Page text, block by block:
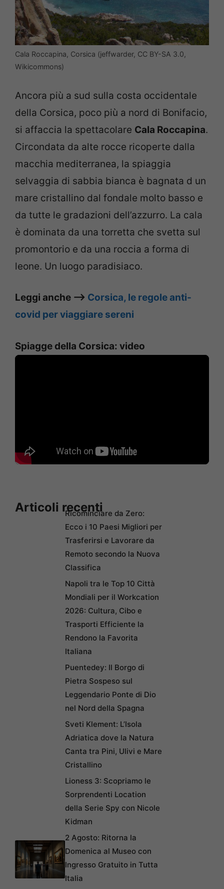
Cala Roccapina, Corsica (jeffwarder, CC BY-SA 3.0,
Wikicommons)
Ancora più a sud sulla costa occidentale
della Corsica, poco più a nord di Bonifacio,
si affaccia la spettacolare Cala Roccapina.
Circondata da alte rocce ricoperte dalla
macchia mediterranea, la spiaggia
selvaggia di sabbia bianca è bagnata d un
mare cristallino dal fondale molto basso e
da tutte le gradazioni dell’azzurro. La cala
è dominata da una torretta che svetta sul
promontorio e da una roccia a forma di
leone. Un luogo paradisiaco.
Leggi anche –> Corsica, le regole anti-
covid per viaggiare sereni
Spiagge della Corsica: video
Articoli recentiRicominciare da Zero:
Ecco i 10 Paesi Migliori per
Trasferirsi e Lavorare da
Remoto secondo la Nuova
Classifica
Napoli tra le Top 10 Città
Mondiali per il Workcation
2026: Cultura, Cibo e
Trasporti Efficiente la
Rendono la Favorita
Italiana
Puentedey: Il Borgo di
Pietra Sospeso sul
Leggendario Ponte di Dio
nel Nord della Spagna
Sveti Klement: L’Isola
Adriatica dove la Natura
Canta tra Pini, Ulivi e Mare
Cristallino
Lioness 3: Scopriamo le
Sorprendenti Location
della Serie Spy con Nicole
Kidman
2 Agosto: Ritorna la
Domenica al Museo con
Ingresso Gratuito in Tutta
Italia